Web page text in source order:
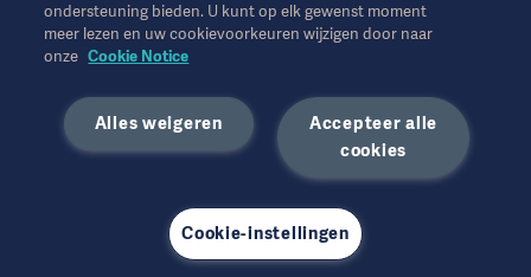
Deze informatie is bedoeld voor een internationaal publiek
buiten de VS.
De weergegeven standpunten, meningen en beweringen zijn
uitsluitend die van de geïnterviewden en weerspiegelen of
vertegenwoordigen niet noodzakelijkerwijs de standpunten van
ondersteuning bieden. U kunt op elk gewenst moment
meer lezen en uw cookievoorkeuren wijzigen door naar
onze Cookie Notice
Accepteer alle
cookies
Alles weigeren
Cookie-instellingen